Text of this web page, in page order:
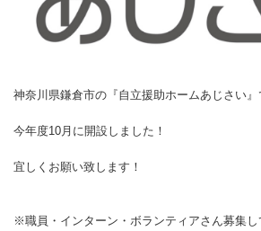
神奈川県鎌倉市の『自立援助ホームあじさい』
今年度10月に開設しました！
宜しくお願い致します！
※職員・インターン・ボランティアさん募集し